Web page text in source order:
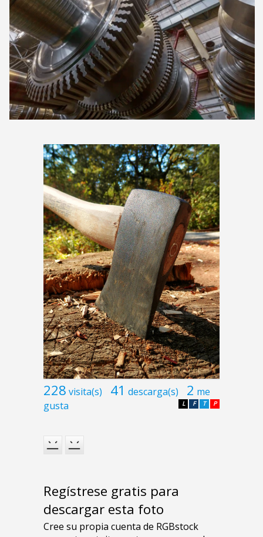
228 visita(s) 41 descarga(s) 2 me
gusta
P
T
F
L
Regístrese gratis para
descargar esta foto